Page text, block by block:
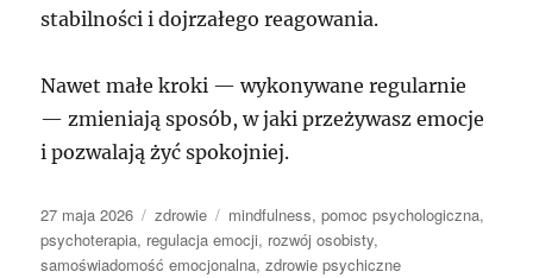
stabilności i dojrzałego reagowania.
Nawet małe kroki — wykonywane regularnie
— zmieniają sposób, w jaki przeżywasz emocje
i pozwalają żyć spokojniej.
Data
publikacji
27 maja 2026 Kategorie
zdrowie Tagi
mindfulness,pomoc psychologiczna,
psychoterapia, regulacja emocji, rozwój osobisty,
samoświadomość emocjonalna,zdrowie psychiczne